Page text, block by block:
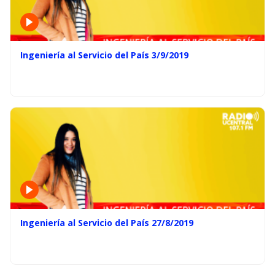
Ingeniería al Servicio del País 3/9/2019
Ingeniería al Servicio del País 27/8/2019